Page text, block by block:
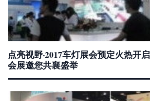
点亮视野·2017车灯展会预定火热
会展邀您共襄盛举